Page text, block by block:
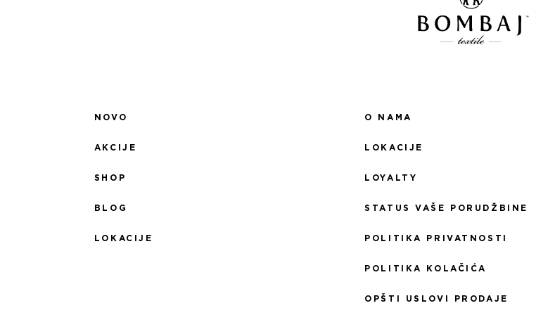
NOVO
AKCIJE
SHOP
BLOG
LOKACIJE
O NAMA
LOKACIJE
LOYALTY
STATUS VAŠE PORUDŽBINE
POLITIKA PRIVATNOSTI
POLITIKA KOLAČIĆA
OPŠTI USLOVI PRODAJE